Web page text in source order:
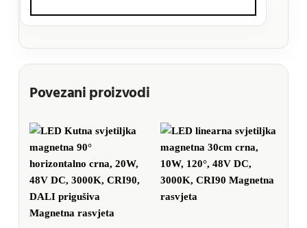
Povezani proizvodi